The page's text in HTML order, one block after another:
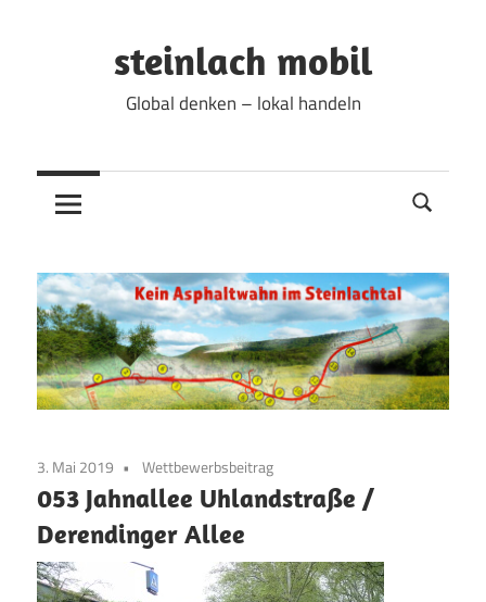
steinlach mobil
Global denken – lokal handeln
3. Mai 2019 Wettbewerbsbeitrag
053 Jahnallee Uhlandstraße /
Derendinger Allee